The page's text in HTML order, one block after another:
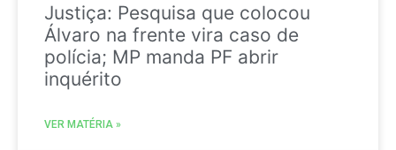
Justiça: Pesquisa que colocou
Álvaro na frente vira caso de
polícia; MP manda PF abrir
inquérito
VER MATÉRIA »